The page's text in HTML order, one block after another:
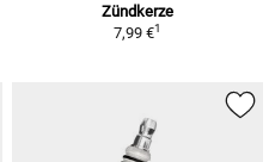
Zündkerze
7,99 €1